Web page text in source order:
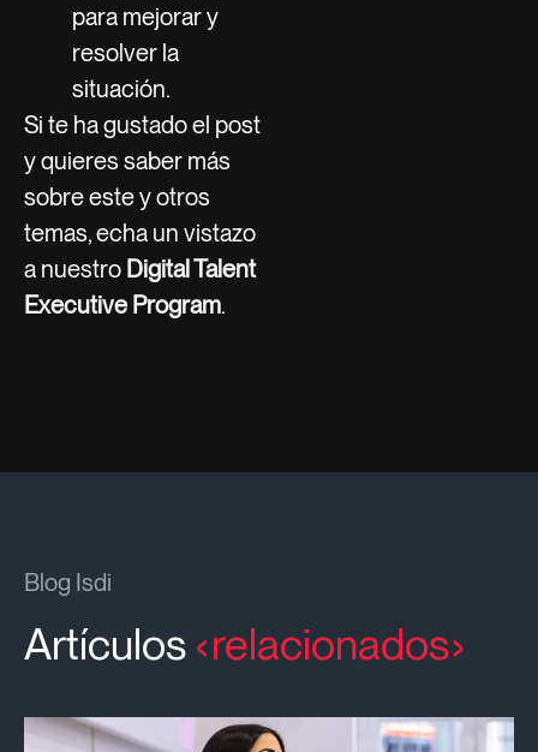
para mejorar y
resolver la
situación.
Si te ha gustado el post
y quieres saber más
sobre este y otros
temas, echa un vistazo
a nuestro Digital Talent
Executive Program.
Blog Isdi
Artículos relacionados